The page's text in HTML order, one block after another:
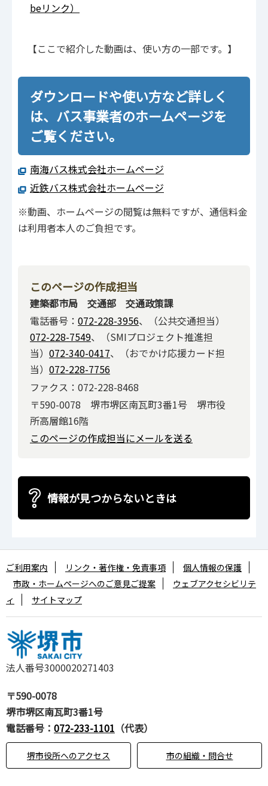
beリンク）
【ここで紹介した動画は、使い方の一部です。】
ダウンロードや使い方など詳しく
は、バス事業者のホームページを
ご覧ください。
南海バス株式会社ホームページ
近鉄バス株式会社ホームページ
※動画、ホームページの閲覧は無料ですが、通信料金
は利用者本人のご負担です。
このページの作成担当
建築都市局 交通部 交通政策課
電話番号： 072-228-3956、（公共交通担当）
072-228-7549、（SMIプロジェクト推進担
当） 072-340-0417、（おでかけ応援カード担
当） 072-228-7756
ファクス：072-228-8468
〒590-0078 堺市堺区南瓦町3番1号 堺市役
所高層館16階
このページの作成担当にメールを送る
情報が見つからないときは
法人番号3000020271403
〒590-0078
堺市堺区南瓦町3番1号
電話番号： 072-233-1101 （代表）
堺市役所へのアクセス 市の組織・問合せ
ご利用案内 リンク・著作権・免責事項
個人情報の保護
市政・ホームページへのご意見ご提案
ウェブアクセシビリテ
ィ
サイトマップ